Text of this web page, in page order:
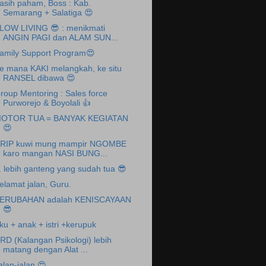
paham, Boss : Kab.
Semarang + Salatiga 😍
LIVING 😎 : menikmati
ANGIN PAGI dan ALAM SUN...
Support Program😍
mana KAKI melangkah, ke situ
RANSEL dibawa 😍
Mentoring : Sales force
Purworejo & Boyolali 👍
TUA = BANYAK KEGIATAN
😍
kuwi mung mampir NGOMBE
karo mangan NASI BUNG...
lebih ganteng yang sudah tua 😎
jalan, Guru.
adalah KENISCAYAAN
😎
+ anak + istri +kerupuk
(Kalangan Psikologi) lebih
matang dengan Alat ...